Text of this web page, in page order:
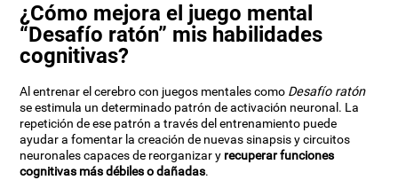
¿Cómo mejora el juego mental
“Desafío ratón” mis habilidades
cognitivas?
Al entrenar el cerebro con juegos mentales como Desafío ratón
se estimula un determinado patrón de activación neuronal. La
repetición de ese patrón a través del entrenamiento puede
ayudar a fomentar la creación de nuevas sinapsis y circuitos
neuronales capaces de reorganizar y recuperar funciones
cognitivas más débiles o dañadas.